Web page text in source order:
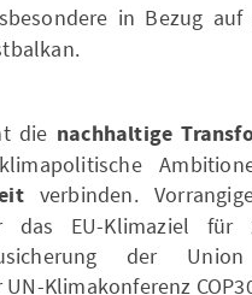
in Bezug
die nachhaltige
verbinden.
das EU-Klimaziel
der
Klimakonferenz